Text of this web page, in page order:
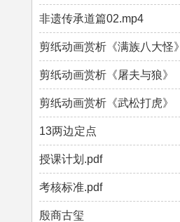
非遗传承道篇02.mp4
剪纸动画赏析《满族八大怪》
剪纸动画赏析《屠夫与狼》
剪纸动画赏析《武松打虎》
13两边定点
授课计划.pdf
考核标准.pdf
殷商古玺